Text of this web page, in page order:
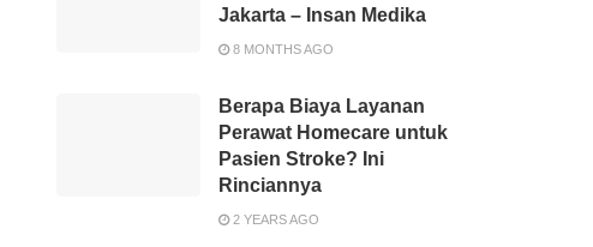
Jakarta – Insan Medika
8 MONTHS AGO
Berapa Biaya Layanan
Perawat Homecare untuk
Pasien Stroke? Ini
Rinciannya
2 YEARS AGO